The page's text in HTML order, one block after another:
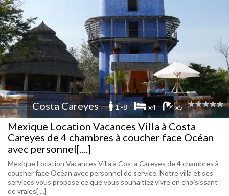
Costa Careyes 1 -8 x4 x5
Mexique Location Vacances Villa à Costa
Careyes de 4 chambres à coucher face Océan
avec personnel[....]
Mexique Location Vacances Villa à Costa Careyes de 4 chambres à
coucher face Océan avec personnel de service. Notre villa et ses
services vous propose ce que vous souhaitiez vivre en choisissant
de vraies[....]